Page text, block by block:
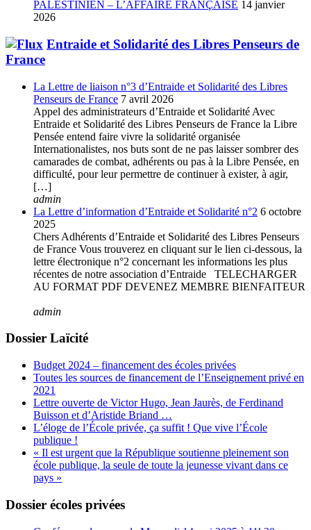
PALESTINIEN – L’AFFAIRE FRANÇAISE 14 janvier
2026
Entraide et Solidarité des Libres Penseurs de
France
La Lettre de liaison n°3 d’Entraide et Solidarité des Libres
Penseurs de France 7 avril 2026
Appel des administrateurs d’Entraide et Solidarité Avec
Entraide et Solidarité des Libres Penseurs de France la Libre
Pensée entend faire vivre la solidarité organisée
Internationalistes, nos buts sont de ne pas laisser sombrer des
camarades de combat, adhérents ou pas à la Libre Pensée, en
difficulté, pour leur permettre de continuer à exister, à agir,
[…]
admin
La Lettre d’information d’Entraide et Solidarité n°2 6 octobre
2025
Chers Adhérents d’Entraide et Solidarité des Libres Penseurs
de France Vous trouverez en cliquant sur le lien ci-dessous, la
lettre électronique n°2 concernant les informations les plus
récentes de notre association d’Entraide TELECHARGER
AU FORMAT PDF DEVENEZ MEMBRE BIENFAITEUR
admin
Dossier Laïcité
Budget 2024 – financement des écoles privées
Toutes les sources de financement de l’Enseignement privé en
2021
Lettre ouverte de Victor Hugo, Jean Jaurès, de Ferdinand
Buisson et d’Aristide Briand …
L’éloge de l’École privée, ça suffit ! Que vive l’École
publique !
« Il est urgent que la République soutienne pleinement son
école publique, la seule de toute la jeunesse vivant dans ce
pays »
Dossier écoles privées